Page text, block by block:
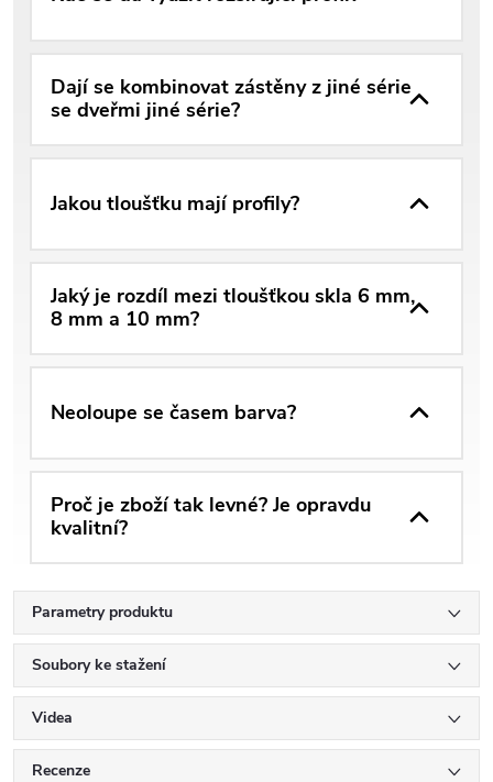
Dají se kombinovat zástěny z jiné série
se dveřmi jiné série?
Jakou tloušťku mají profily?
Jaký je rozdíl mezi tloušťkou skla 6 mm,
8 mm a 10 mm?
Neoloupe se časem barva?
Proč je zboží tak levné? Je opravdu
kvalitní?
Parametry produktu
Soubory ke stažení
Videa
Recenze